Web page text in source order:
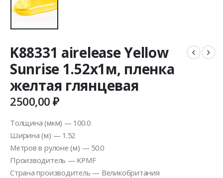
K88331 airelease Yellow
Sunrise 1.52х1м, пленка
желтая глянцевая
2500,00₽
Толщина (мкм) — 100.0
Ширина (м) — 1.52
Метров в рулоне (м) — 50.0
Производитель — KPMF
Страна производитель — Великобритания